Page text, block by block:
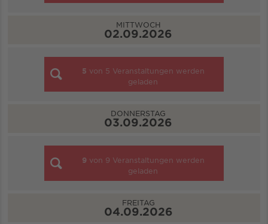
MITTWOCH
02.09.2026
5 von 5 Veranstaltungen werden
geladen
DONNERSTAG
03.09.2026
9 von 9 Veranstaltungen werden
geladen
FREITAG
04.09.2026